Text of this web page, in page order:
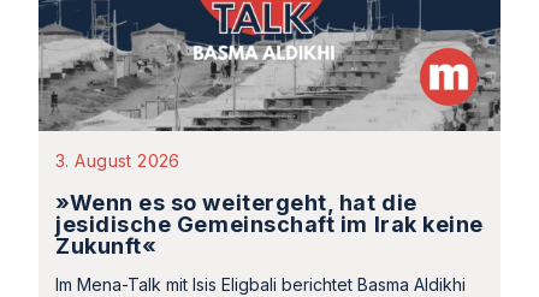
3. August 2026
»Wenn es so weitergeht, hat die
jesidische Gemeinschaft im Irak keine
Zukunft«
Im Mena-Talk mit Isis Eligbali berichtet Basma Aldikhi